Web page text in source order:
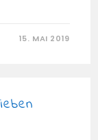
15. MAI 2019